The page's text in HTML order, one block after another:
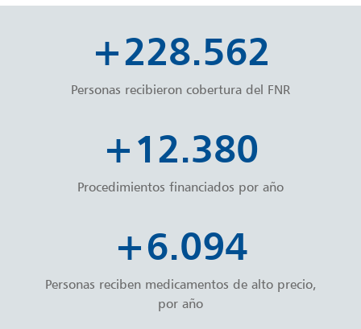
+260.561
Personas recibieron cobertura del FNR
+14.113
Procedimientos financiados por año
+6.948
Personas reciben medicamentos de alto precio,
por año